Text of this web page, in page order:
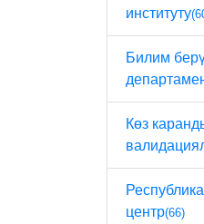
институту
Билим
Көз
центр(66)